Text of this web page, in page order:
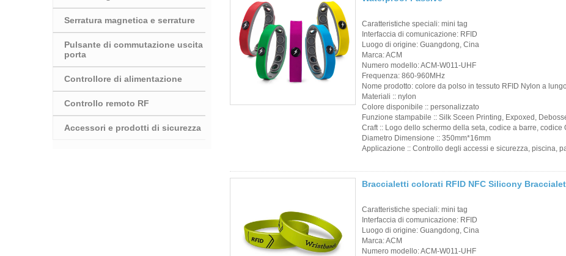
Etichetta
/ Tag NFC
Lettore
Lettore attivo UHF e
2.4G
TUYA TTLOCK
Access Control
Serratura magnetica e serrature
Pulsante di commutazione uscita
porta
Controllore di alimentazione
Controllo remoto RF
Accessori e prodotti di sicurezza
Caratteristiche speciali: mini tag
Interfaccia di comunicazione: RFID
Luogo di origine: Guangdong, Cina
Marca: ACM
Numero modello: ACM-W011-UHF
Frequenza: 860-960MHz
Nome prodotto: colore da polso in tessuto RFID Nylon a
Materiali :: nylon
Colore disponibile :: personalizzato
Funzione stampabile :: Silk Sceen Printing, Expoxed,
Craft :: Logo dello schermo della seta, codice a barre, codice
Diametro Dimensione :: 350mm*16mm
Applicazione :: Controllo degli accessi e sicurezza, piscina,
Braccialetti colorati RFID NFC Silicony
Caratteristiche speciali: mini tag
Interfaccia di comunicazione: RFID
Luogo di origine: Guangdong, Cina
Marca: ACM
Numero modello: ACM-W011-UHF